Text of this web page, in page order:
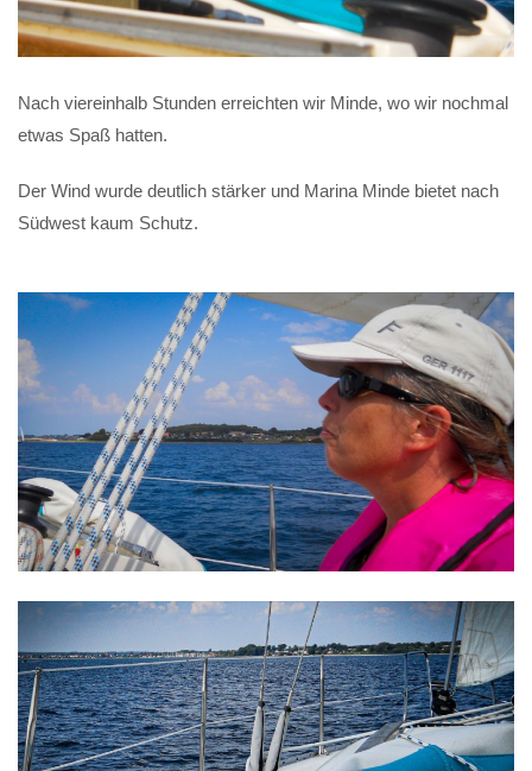
Nach viereinhalb Stunden erreichten wir Minde, wo wir nochmal
etwas Spaß hatten.
Der Wind wurde deutlich stärker und Marina Minde bietet nach
Südwest kaum Schutz.